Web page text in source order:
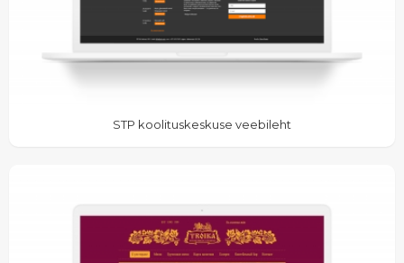
STP koolituskeskuse veebileht